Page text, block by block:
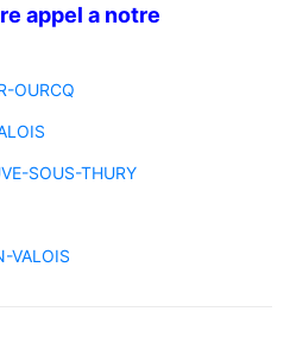
appel a notre
OURCQ
SOUS-THURY
VALOIS